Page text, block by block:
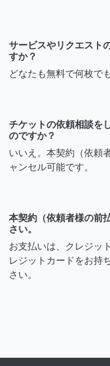
サービスやリクエスト
すか？
どなたも無料で何枚で
チケットの依頼相談を
のですか？
いいえ。本契約（依頼
ャンセル可能です。
本契約（依頼者様の前
さい。
お支払いは、クレジッ
レジットカードをお持
さい。